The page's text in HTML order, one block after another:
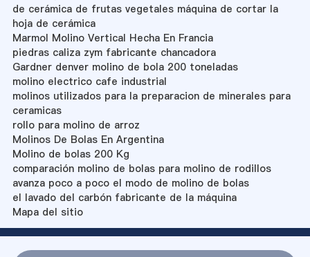
de cerámica de frutas vegetales máquina de cortar la
hoja de cerámica
Marmol Molino Vertical Hecha En Francia
piedras caliza zym fabricante chancadora
Gardner denver molino de bola 200 toneladas
molino electrico cafe industrial
molinos utilizados para la preparacion de minerales para
ceramicas
rollo para molino de arroz
Molinos De Bolas En Argentina
Molino de bolas 200 Kg
comparación molino de bolas para molino de rodillos
avanza poco a poco el modo de molino de bolas
el lavado del carbón fabricante de la máquina
Mapa del sitio